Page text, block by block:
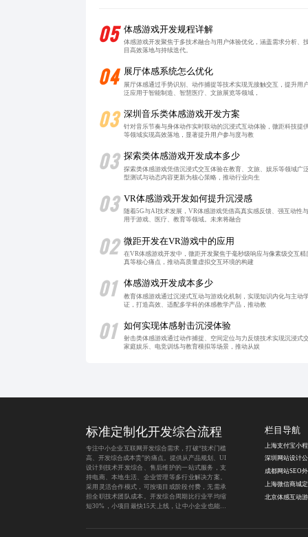
05 体感游戏开发规程详解
体感游戏开发聚焦于多技术融合与用户体验优化，涵盖需求分析
目高效落地与持续迭代。
04 展厅体感系统怎么优化
展厅体感通过手势识别、动作捕捉等技术实现无接触交互，提升
泛应用于智能制造、智慧医疗、文旅展览等领域，
03 深圳音乐类体感游戏开发方案
针对音乐节奏与身体动作实时联动的沉浸式互动体验，微距科技
等领域实现高效落地，显著提升用户参与度与教
03 探索类体感游戏开发成本多少
探索类体感游戏凭借沉浸式交互体验在教育、文旅、娱乐等领域
型测试与动态内容更新为核心策略，推动行业向生
03 VR体感游戏开发如何提升沉浸感
随着5G与AI技术发展，VR体感游戏凭借高真实感反馈、强互动性
用于游戏、医疗、教育等领域。未来将融合
02 微距开发在VR游戏中的应用
在VR体感游戏开发中，微距开发聚焦于毫秒级响应与像素级交互
真等核心痛点，推动高质量虚拟交互环境的构建
01 体感游戏开发成本多少
教育体感游戏通过沉浸式互动与游戏化机制，实现知识内化与主
证，打造高效、适配多学科的体感教学产品，推动教
01 如何实现体感射击沉浸体验
射击类体感游戏通过动作捕捉、空间定位与力反馈技术实现沉浸
家庭娱乐、电竞训练与教育模拟等场景，推动从娱
标准定制化开发综合流程
专注中小企业互联网开发综合需求，打破“技术门槛
高、开发综合成本贵”的痛点。提供从产品规划、UI
设计到技术开发综合、售后维护的一站式服务，支
持电商、本地生活、企业管理等多行业解决方案。
采用灵活合作模式，可按项目或阶段付费，无需承
担全职技术团队成本。开发综合周期比行业平均缩
短30%，小项目最快15天上线，让中小企业也能轻
栏目导航
深圳网站设计
上海微信商城